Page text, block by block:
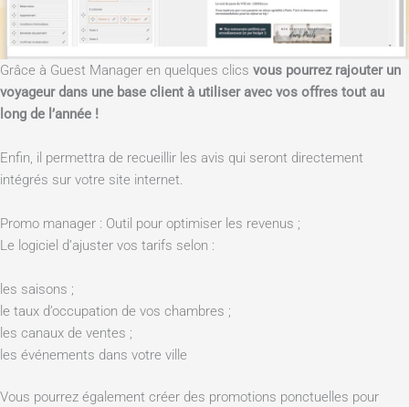
Grâce à Guest Manager en quelques clics vous pourrez rajouter un
voyageur dans une base client à utiliser avec vos offres tout au
long de l’année !
Enfin, il permettra de recueillir les avis qui seront directement
intégrés sur votre site internet.
Promo manager : Outil pour optimiser les revenus ;
Le logiciel d’ajuster vos tarifs selon :
les saisons ;
le taux d’occupation de vos chambres ;
les canaux de ventes ;
les événements dans votre ville
Vous pourrez également créer des promotions ponctuelles pour